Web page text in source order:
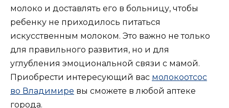
молоко и доставлять его в больницу, чтобы
ребенку не приходилось питаться
искусственным молоком. Это важно не только
для правильного развития, но и для
углубления эмоциональной связи с мамой.
Приобрести интересующий вас молокоотсос
во Владимире вы сможете в любой аптеке
города.